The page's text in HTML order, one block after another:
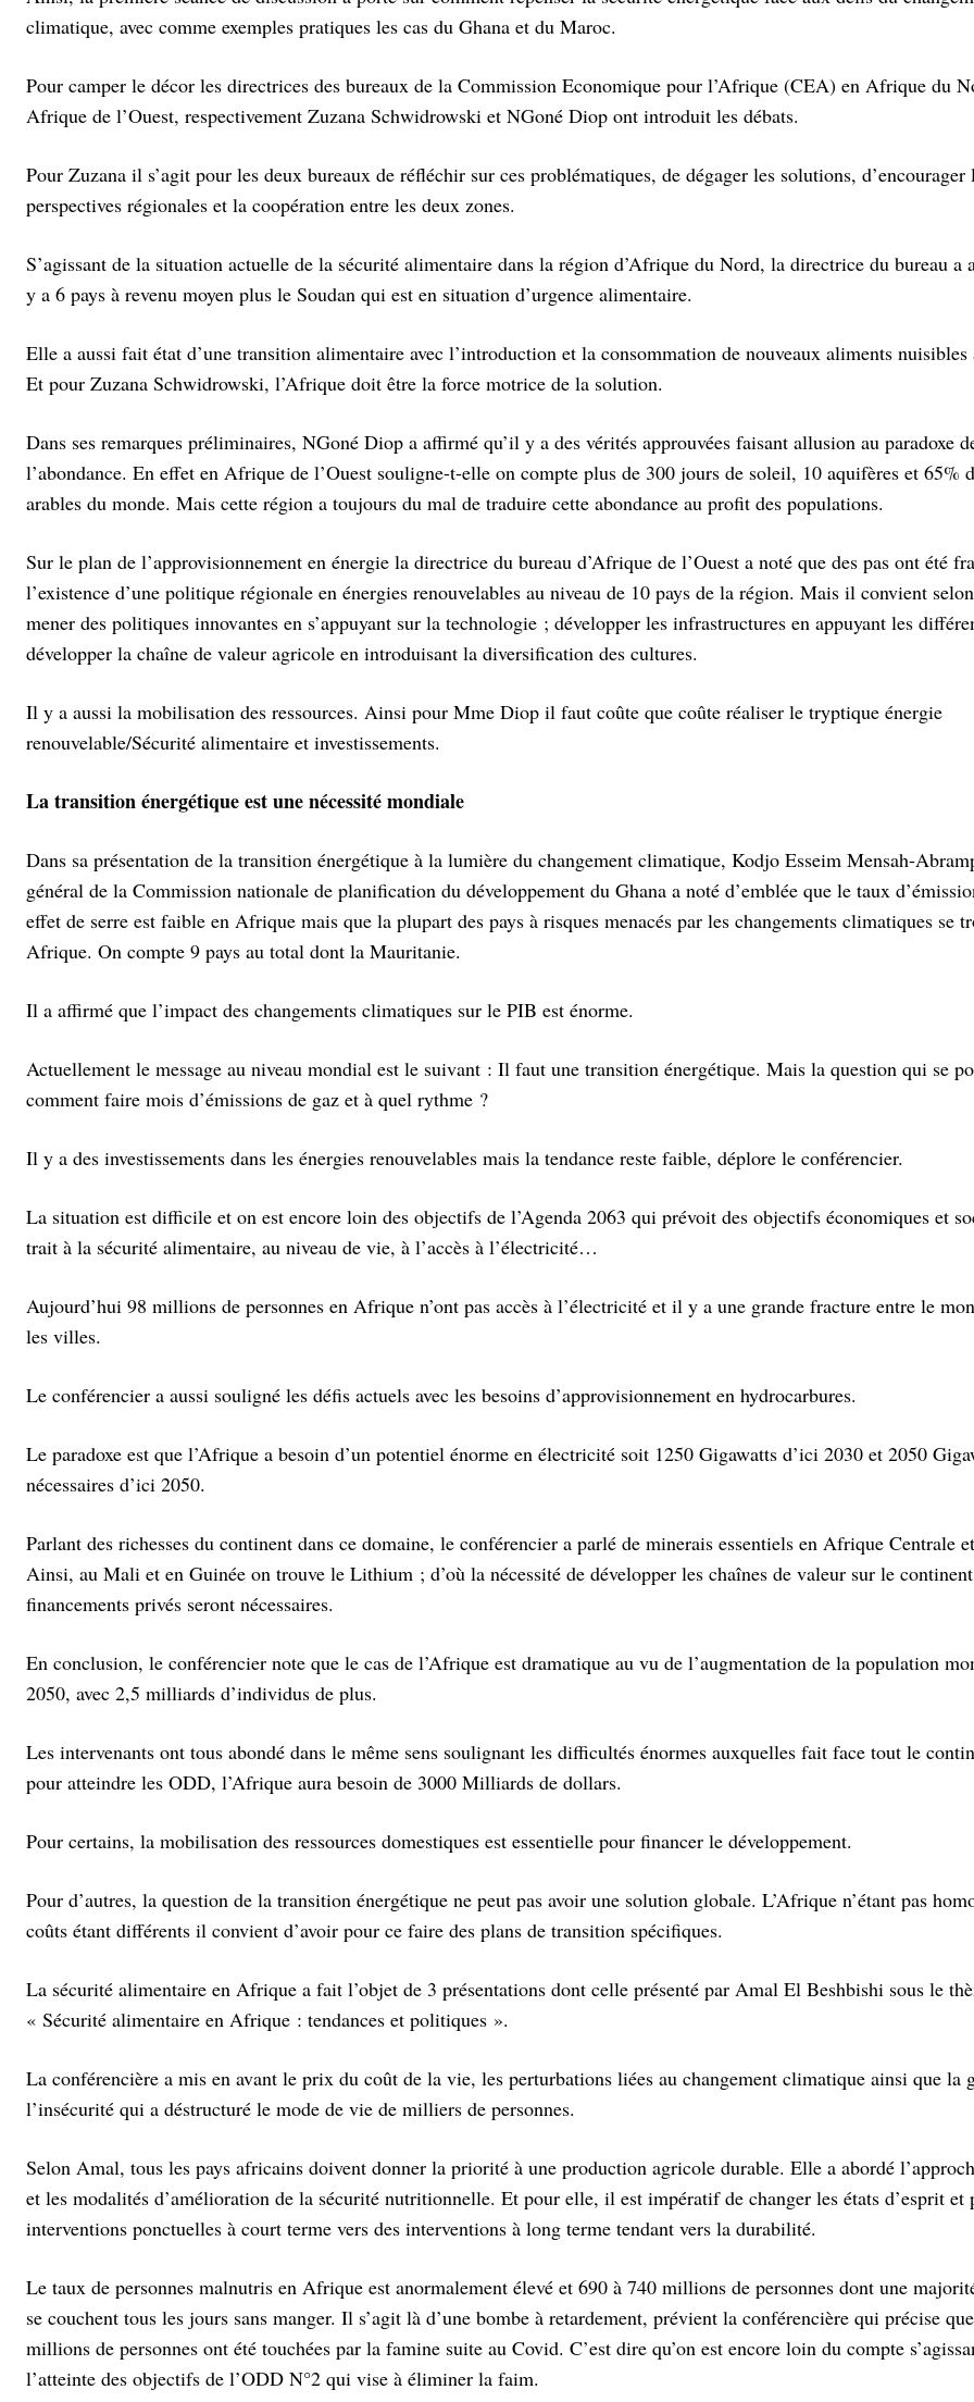
climatique, avec comme exemples pratiques les cas du Ghana et du Maroc.
Pour camper le décor les directrices des bureaux de la Commission Economique pour l’Afrique (CEA) en Afrique du
Afrique de l’Ouest, respectivement Zuzana Schwidrowski et NGoné Diop ont introduit les débats.
Pour Zuzana il s’agit pour les deux bureaux de réfléchir sur ces problématiques, de dégager les solutions, d’encourager
perspectives régionales et la coopération entre les deux zones.
S’agissant de la situation actuelle de la sécurité alimentaire dans la région d’Afrique du Nord, la directrice du bureau a
y a 6 pays à revenu moyen plus le Soudan qui est en situation d’urgence alimentaire.
Elle a aussi fait état d’une transition alimentaire avec l’introduction et la consommation de nouveaux aliments nuisibles
Et pour Zuzana Schwidrowski, l’Afrique doit être la force motrice de la solution.
Dans ses remarques préliminaires, NGoné Diop a affirmé qu’il y a des vérités approuvées faisant allusion au paradoxe
l’abondance. En effet en Afrique de l’Ouest souligne-t-elle on compte plus de 300 jours de soleil, 10 aquifères et 65%
arables du monde. Mais cette région a toujours du mal de traduire cette abondance au profit des populations.
Sur le plan de l’approvisionnement en énergie la directrice du bureau d’Afrique de l’Ouest a noté que des pas ont été
l’existence d’une politique régionale en énergies renouvelables au niveau de 10 pays de la région. Mais il convient
mener des politiques innovantes en s’appuyant sur la technologie ; développer les infrastructures en appuyant les
développer la chaîne de valeur agricole en introduisant la diversification des cultures.
Il y a aussi la mobilisation des ressources. Ainsi pour Mme Diop il faut coûte que coûte réaliser le tryptique énergie
renouvelable/Sécurité alimentaire et investissements.
La transition énergétique est une nécessité mondiale
Dans sa présentation de la transition énergétique à la lumière du changement climatique, Kodjo Esseim Mensah-
général de la Commission nationale de planification du développement du Ghana a noté d’emblée que le taux
effet de serre est faible en Afrique mais que la plupart des pays à risques menacés par les changements climatiques se
Afrique. On compte 9 pays au total dont la Mauritanie.
Il a affirmé que l’impact des changements climatiques sur le PIB est énorme.
Actuellement le message au niveau mondial est le suivant : Il faut une transition énergétique. Mais la question qui se
comment faire mois d’émissions de gaz et à quel rythme ?
Il y a des investissements dans les énergies renouvelables mais la tendance reste faible, déplore le conférencier.
La situation est difficile et on est encore loin des objectifs de l’Agenda 2063 qui prévoit des objectifs économiques et
trait à la sécurité alimentaire, au niveau de vie, à l’accès à l’électricité…
Aujourd’hui 98 millions de personnes en Afrique n’ont pas accès à l’électricité et il y a une grande fracture entre le
les villes.
Le conférencier a aussi souligné les défis actuels avec les besoins d’approvisionnement en hydrocarbures.
Le paradoxe est que l’Afrique a besoin d’un potentiel énorme en électricité soit 1250 Gigawatts d’ici 2030 et 2050
nécessaires d’ici 2050.
Parlant des richesses du continent dans ce domaine, le conférencier a parlé de minerais essentiels en Afrique Centrale
Ainsi, au Mali et en Guinée on trouve le Lithium ; d’où la nécessité de développer les chaînes de valeur sur le
financements privés seront nécessaires.
En conclusion, le conférencier note que le cas de l’Afrique est dramatique au vu de l’augmentation de la population
2050, avec 2,5 milliards d’individus de plus.
Les intervenants ont tous abondé dans le même sens soulignant les difficultés énormes auxquelles fait face tout le
pour atteindre les ODD, l’Afrique aura besoin de 3000 Milliards de dollars.
Pour certains, la mobilisation des ressources domestiques est essentielle pour financer le développement.
Pour d’autres, la question de la transition énergétique ne peut pas avoir une solution globale. L’Afrique n’étant pas
coûts étant différents il convient d’avoir pour ce faire des plans de transition spécifiques.
La sécurité alimentaire en Afrique a fait l’objet de 3 présentations dont celle présenté par Amal El Beshbishi sous le
« Sécurité alimentaire en Afrique : tendances et politiques ».
La conférencière a mis en avant le prix du coût de la vie, les perturbations liées au changement climatique ainsi que la
l’insécurité qui a déstructuré le mode de vie de milliers de personnes.
Selon Amal, tous les pays africains doivent donner la priorité à une production agricole durable. Elle a abordé
et les modalités d’amélioration de la sécurité nutritionnelle. Et pour elle, il est impératif de changer les états d’esprit et
interventions ponctuelles à court terme vers des interventions à long terme tendant vers la durabilité.
Le taux de personnes malnutris en Afrique est anormalement élevé et 690 à 740 millions de personnes dont une
se couchent tous les jours sans manger. Il s’agit là d’une bombe à retardement, prévient la conférencière qui précise
millions de personnes ont été touchées par la famine suite au Covid. C’est dire qu’on est encore loin du compte
l’atteinte des objectifs de l’ODD N°2 qui vise à éliminer la faim.